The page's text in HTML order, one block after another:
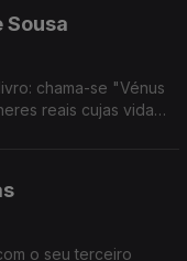
Sousa
chama-se "Vénus
reais cujas vidas
o seu terceiro